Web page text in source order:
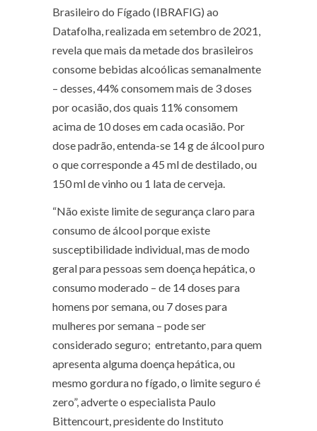
Brasileiro do Fígado (IBRAFIG) ao
Datafolha, realizada em setembro de 2021,
revela que mais da metade dos brasileiros
consome bebidas alcoólicas semanalmente
– desses, 44% consomem mais de 3 doses
por ocasião, dos quais 11% consomem
acima de 10 doses em cada ocasião. Por
dose padrão, entenda-se 14 g de álcool puro
o que corresponde a 45 ml de destilado, ou
150 ml de vinho ou 1 lata de cerveja.
“Não existe limite de segurança claro para
consumo de álcool porque existe
susceptibilidade individual, mas de modo
geral para pessoas sem doença hepática, o
consumo moderado – de 14 doses para
homens por semana, ou 7 doses para
mulheres por semana – pode ser
considerado seguro; entretanto, para quem
apresenta alguma doença hepática, ou
mesmo gordura no fígado, o limite seguro é
zero”, adverte o especialista Paulo
Bittencourt, presidente do Instituto